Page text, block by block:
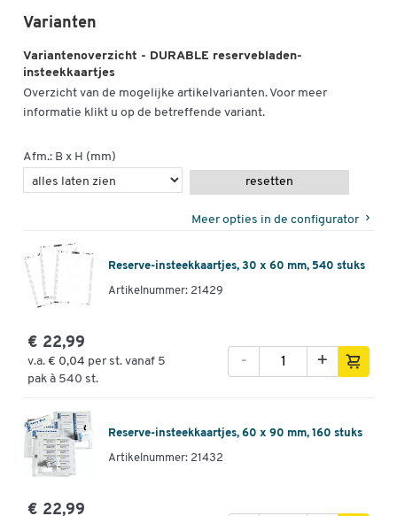
Varianten
Variantenoverzicht - DURABLE reservebladen-
insteekkaartjes
Overzicht van de mogelijke artikelvarianten. Voor meer
informatie klikt u op de betreffende variant.
Afm.: B x H (mm)
resetten
Meer opties in de configurator
Reserve-insteekkaartjes, 30 x 60 mm, 540 stuks
Artikelnummer: 21429
€ 22,99
v.a. € 0,04 per st. vanaf 5
pak à 540 st.
+
-
Reserve-insteekkaartjes, 60 x 90 mm, 160 stuks
Artikelnummer: 21432
€ 22,99